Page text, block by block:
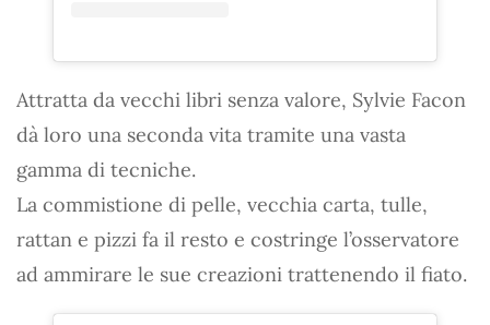
Attratta da vecchi libri senza valore, Sylvie Facon
dà loro una seconda vita tramite una vasta
gamma di tecniche.
La commistione di pelle, vecchia carta, tulle,
rattan e pizzi fa il resto e costringe l’osservatore
ad ammirare le sue creazioni trattenendo il fiato.